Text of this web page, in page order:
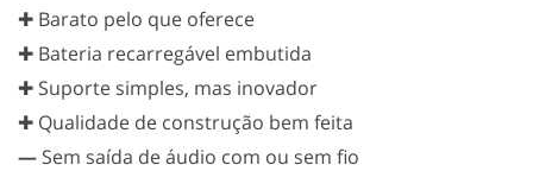
✚ Barato pelo que oferece
✚ Bateria recarregável embutida
✚ Suporte simples, mas inovador
✚ Qualidade de construção bem feita
— Sem saída de áudio com ou sem fio